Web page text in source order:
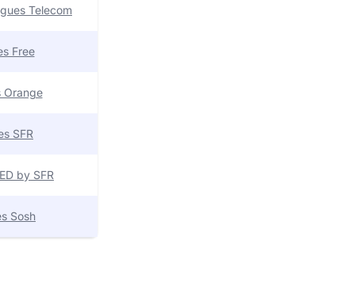
Telecom
Free
Orange
SFR
by SFR
Sosh